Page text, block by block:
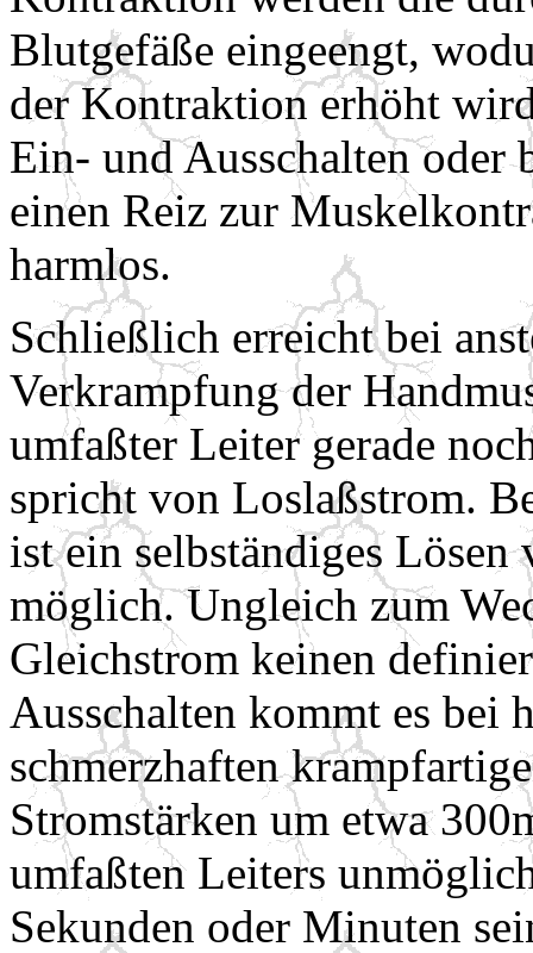
Blutgefäße eingeengt,
der Kontraktion erhöht
Ein- und Ausschalten oder
einen Reiz zur
harmlos.
Schließlich erreicht bei
Verkrampfung der
umfaßter Leiter gerade
spricht von Loslaßstrom.
ist ein selbständiges
möglich. Ungleich zum
Gleichstrom keinen
Ausschalten kommt es bei
schmerzhaften
Stromstärken um etwa
umfaßten Leiters
Sekunden oder Minuten